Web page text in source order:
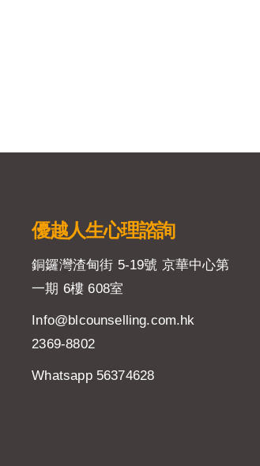
優越人生心理諮詢
銅鑼灣渣甸街 5-19號 京華中心第
一期 6樓 608室
Info@blcounselling.com.hk
2369-8802
Whatsapp 56374628